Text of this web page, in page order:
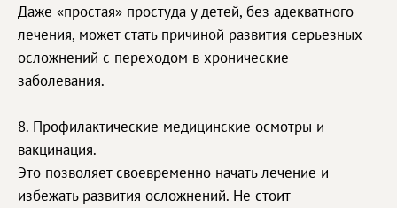
Даже «простая» простуда у детей, без адекватного
лечения, может стать причиной развития серьезных
осложнений с переходом в хронические
заболевания.
8. Профилактические медицинские осмотры и
вакцинация.
Это позволяет своевременно начать лечение и
избежать развития осложнений. Не стоит